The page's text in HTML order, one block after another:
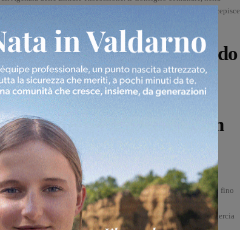
seduta del 30 luglio, ha approvato all'unanimità la delibera che recepisce
la possibilità...
Attualità
“Abbiamo guardato il mondo
con occhi diversi”:
l’esperienza degli scout di
Montevarchi nei campi rom
di Baia Mare
Martina Giardi - 3 Agosto 2026
Un viaggio lungo una settimana, partito da Montevarchi e arrivato fino
alla Romania, per scoprire realtà diverse dalla propria e mettersi al
servizio degli altri. È l’esperienza vissuta dal Clan Radici della Quercia